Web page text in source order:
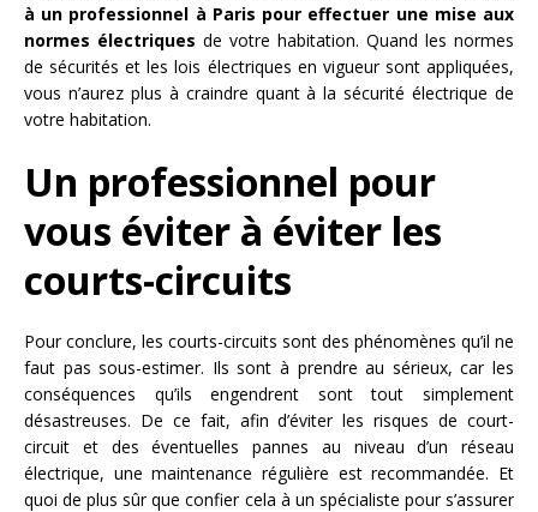
à un professionnel à Paris pour effectuer une mise aux
normes électriques de votre habitation. Quand les normes
de sécurités et les lois électriques en vigueur sont appliquées,
vous n’aurez plus à craindre quant à la sécurité électrique de
votre habitation.
Un professionnel pour
vous éviter à éviter les
courts-circuits
Pour conclure, les courts-circuits sont des phénomènes qu’il ne
faut pas sous-estimer. Ils sont à prendre au sérieux, car les
conséquences qu’ils engendrent sont tout simplement
désastreuses. De ce fait, afin d’éviter les risques de court-
circuit et des éventuelles pannes au niveau d’un réseau
électrique, une maintenance régulière est recommandée. Et
quoi de plus sûr que confier cela à un spécialiste pour s’assurer